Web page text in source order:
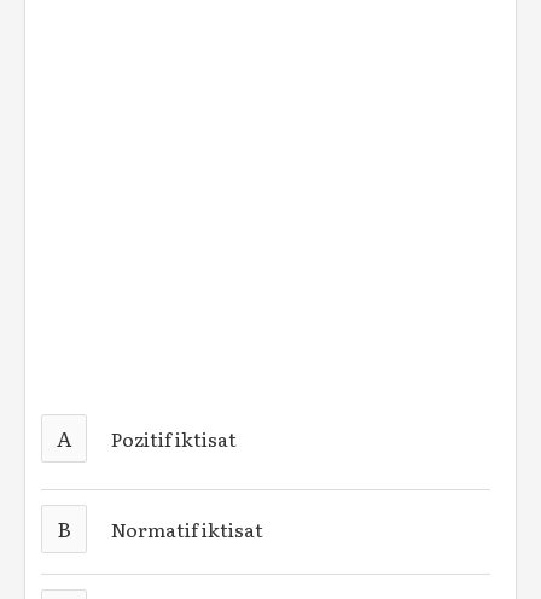
A Pozitif iktisat
B Normatif iktisat